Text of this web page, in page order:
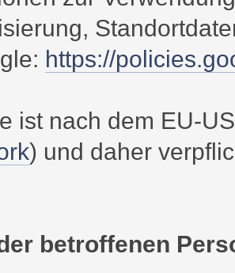
https://
ist nach dem EU-
) und daher
betroffenen